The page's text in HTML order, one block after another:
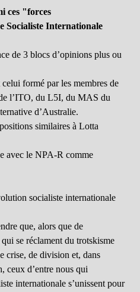
ces "forces
Socialiste Internationale
de 3 blocs d’opinions plus ou
formé par les membres de
l’ITO, du L5I, du MAS du
d’Australie.
similaires à Lotta
avec le NPA-R comme
socialiste internationale
que, alors que de
se réclament du trotskisme
crise, de division et, dans
ceux d’entre nous qui
internationale s’unissent pour